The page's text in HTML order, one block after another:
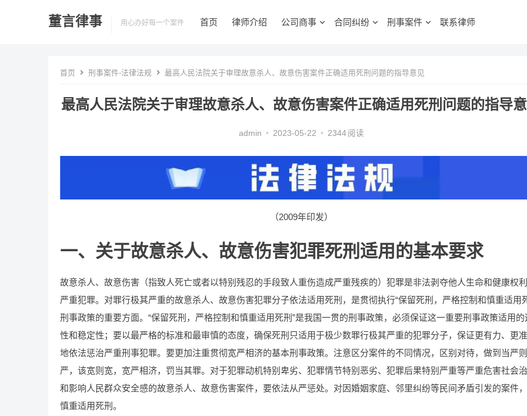
董言律事 用心办好每一个案件 首页 律师介绍 公司商事 合同纠纷 刑事案件 联系律师
首页 刑事案件-法律法规 最高人民法院关于审理故意杀人、故意伤害案件正确适用死刑问题的指导意见
最高人民法院关于审理故意杀人、故意伤害案件正确适用死刑问题的指导
admin • 2023-05-22 • 2344 阅读
（2009年印发）
一、关于故意杀人、故意伤害犯罪死刑适用的基本要求
故意杀人、故意伤害（指致人死亡或者以特别残忍的手段致人重伤造成严重残疾的）犯罪是非法剥夺他人生命和健康权
严重犯罪。对罪行极其严重的故意杀人、故意伤害犯罪分子依法适用死刑，是贯彻执行“保留死刑，严格控制和慎重适用
刑事政策的重要方面。“保留死刑，严格控制和慎重适用死刑”是我国一贯的刑事政策，必须保证这一重要刑事政策适用的
性和稳定性；要以最严格的标准和最审慎的态度，确保死刑只适用于极少数罪行极其严重的犯罪分子，保证更有力、更
地依法惩治严重刑事犯罪。要更加注重贯彻宽严相济的基本刑事政策。注意区分案件的不同情况，区别对待，做到当严则
严，该宽则宽，宽严相济，罚当其罪。对于犯罪动机特别卑劣、犯罪情节特别恶劣、犯罪后果特别严重等严重危害社会
和影响人民群众安全感的故意杀人、故意伤害案件，要依法从严惩处。对因婚姻家庭、邻里纠纷等民间矛盾引发的案件
慎重适用死刑。